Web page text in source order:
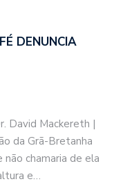
DENUNCIA
David Mackereth |
da Grã-Bretanha
chamaria de ela
e…